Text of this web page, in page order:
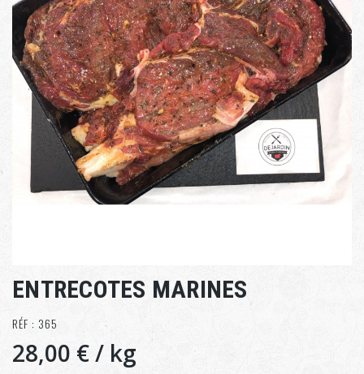
ENTRECOTES MARINES
RÉF : 365
28,00 €/ kg